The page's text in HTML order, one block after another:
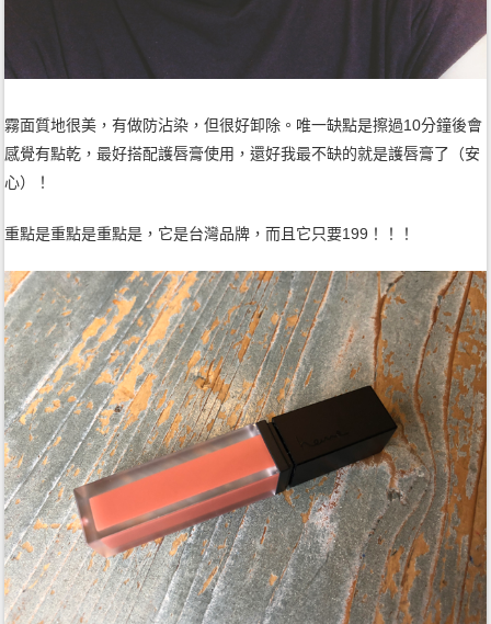
霧面質地很美，有做防沾染，但很好卸除。唯一缺點是擦過10分鐘後會
感覺有點乾，最好搭配護唇膏使用，還好我最不缺的就是護唇膏了（安
心）！
重點是重點是重點是，它是台灣品牌，而且它只要199！！！